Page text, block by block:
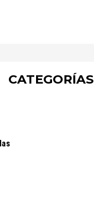
CATEGORÍAS